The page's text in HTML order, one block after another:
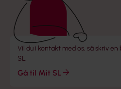
Vil du i kontakt med os, så skriv en
SL.
Gå til Mit SL